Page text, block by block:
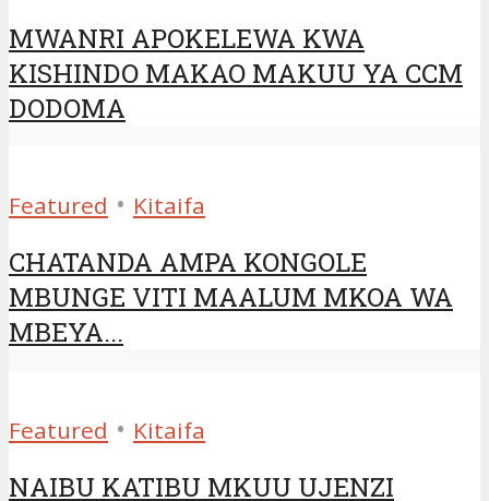
MWANRI APOKELEWA KWA
KISHINDO MAKAO MAKUU YA CCM
DODOMA
Featured • Kitaifa
CHATANDA AMPA KONGOLE
MBUNGE VITI MAALUM MKOA WA
MBEYA...
Featured • Kitaifa
NAIBU KATIBU MKUU UJENZI